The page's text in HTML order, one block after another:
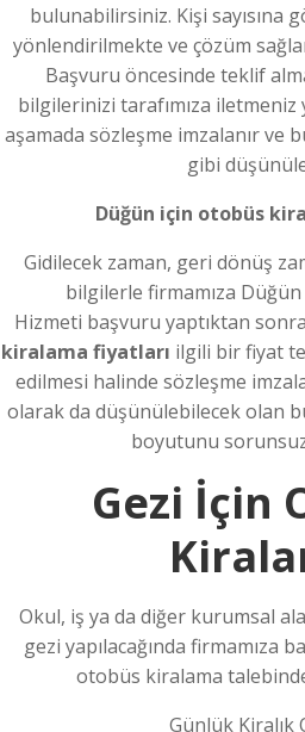
bulunabilirsiniz. Kişi sayısına
yönlendirilmekte ve çözüm
Başvuru öncesinde teklif
bilgilerinizi tarafımıza
aşamada sözleşme imzalanır ve
gibi
Düğün için otobüs
Gidilecek zaman, geri dönüş
bilgilerle firmamıza
Hizmeti başvuru yaptıktan
kiralama fiyatları ilgili bir fiyat
edilmesi halinde sözleşme
olarak da düşünülebilecek olan
boyutunu
Gezi İçin
Okul, iş ya da diğer kurumsal
gezi yapılacağında firmamıza
otobüs kiralama
Günlük Kiralık